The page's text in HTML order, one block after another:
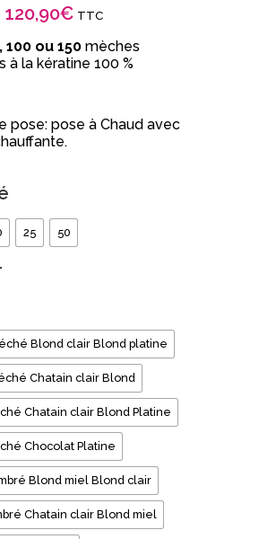
sur
notations
120,90€Plage
prix :
26,90€
TTC
100 ou 150 mèches
à la kératine 100 %
pose: pose à Chaud avec
25 50
Blond clair Blond platine
Chatain clair Blond
Chatain clair Blond Platine
Chocolat Platine
Blond miel Blond clair
Chatain clair Blond miel